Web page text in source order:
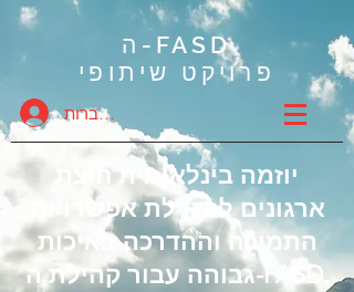
ה-FASD
פרויקט שיתופי
להתחברות
יוזמה בינלאומית חוצת
ארגונים להגדלת אפשרויות
התמיכה וההדרכה באיכות
גבוהה עבור קהילת ה-FASD.